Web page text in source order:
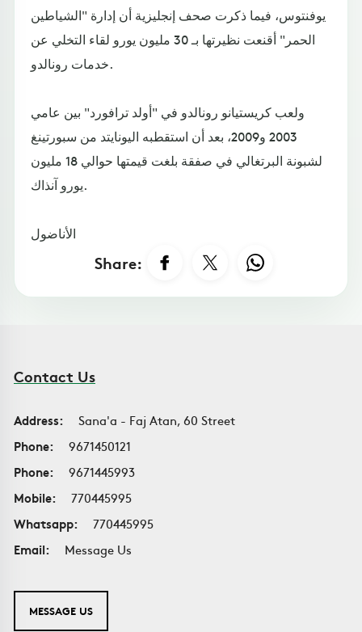
يوفنتوس، فيما ذكرت صحف إنجليزية أن إدارة "الشياطين
الحمر" أقنعت نظيرتها بـ 30 مليون يورو لقاء التخلي عن
خدمات رونالدو.
ولعب كريستيانو رونالدو في "أولد ترافورد" بين عامي
2003 و2009، بعد أن استقطبه اليونايتد من سبورتينغ
لشبونة البرتغالي في صفقة بلغت قيمتها حوالي 18 مليون
يورو آنذاك.​​​​​​​
الأناضول
Share:
Contact Us
Address:
Sana'a - Faj Atan, 60 Street
Phone:
9671450121
Phone:
9671445993
Mobile:
770445995
Whatsapp:
770445995
Email:
Message Us
MESSAGE US